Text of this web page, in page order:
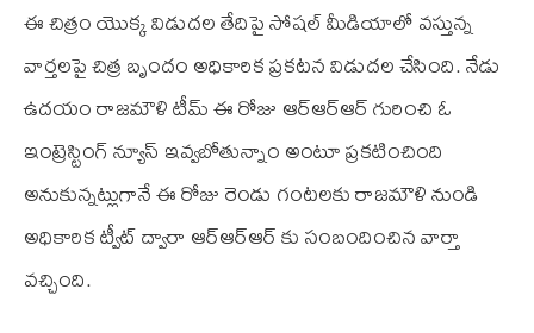
ఈ చిత్రం యొక్క విడుదల తేదిపై సోషల్ మీడియాలో వస్తున్న
వార్తలపై చిత్ర బృందం అధికారిక ప్రకటన విడుదల చేసింది. నేడు
ఉదయం రాజమౌళి టీమ్ ఈ రోజు ఆర్‌ఆర్‌ఆర్ గురించి ఓ
ఇంట్రెస్టింగ్ న్యూస్ ఇవ్వబోతున్నాం అంటూ ప్రకటించింది
అనుకున్నట్లుగానే ఈ రోజు రెండు గంటలకు రాజమౌళి నుండి
అధికారిక ట్వీట్ ద్వారా ఆర్‌ఆర్‌ఆర్ కు సంబందించిన వార్తా
వచ్చింది.